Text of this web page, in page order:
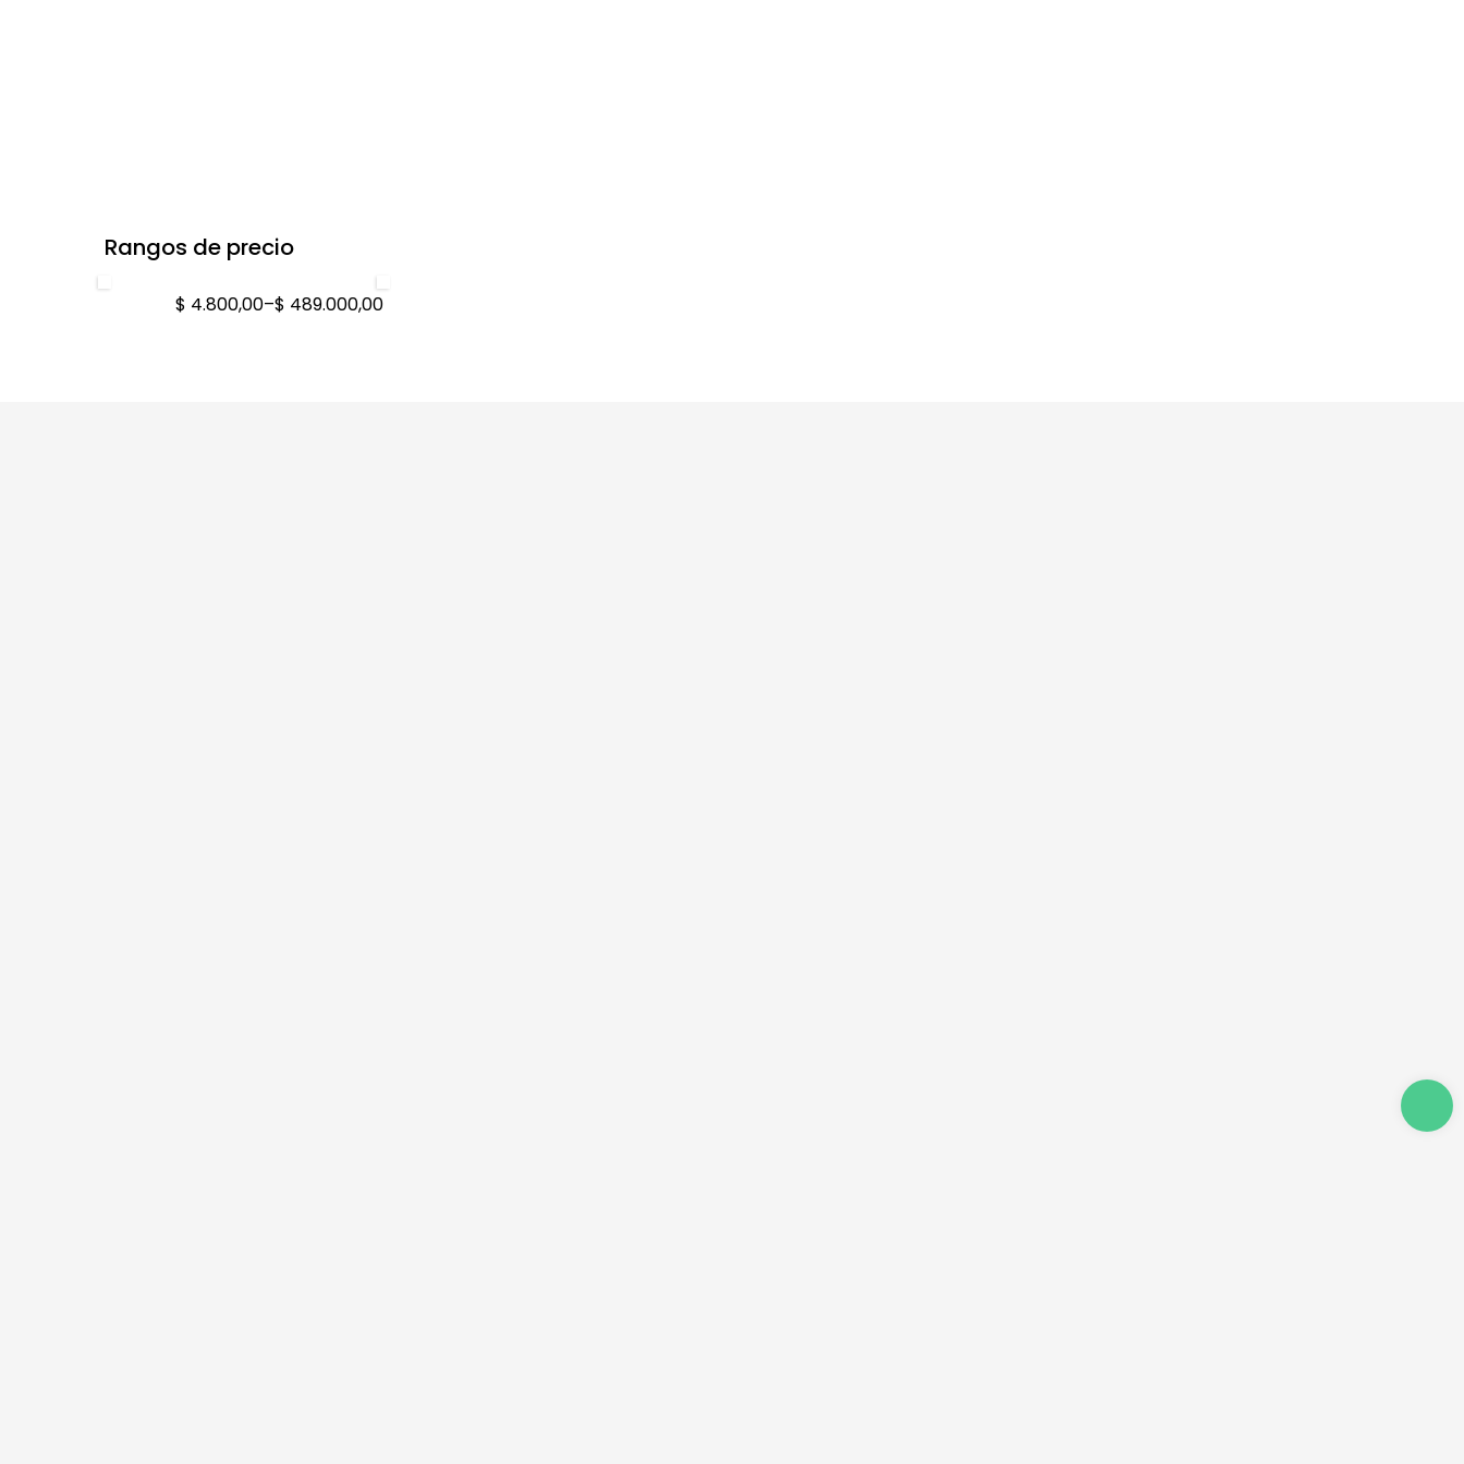
Rangos de precio
$ 4.800,00–$ 489.000,00